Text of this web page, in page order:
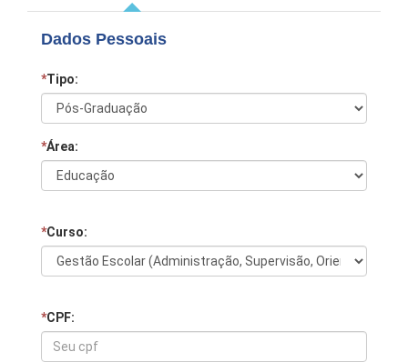
Dados Pessoais
*Tipo:
*Área:
*Curso:
*CPF: